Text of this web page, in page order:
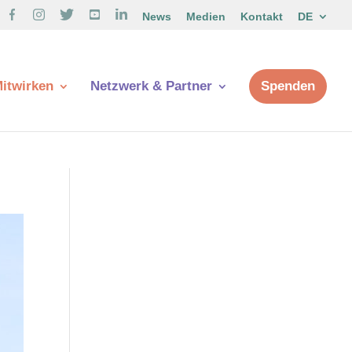
News Medien Kontakt DE
Netzwerk & Partner Spenden